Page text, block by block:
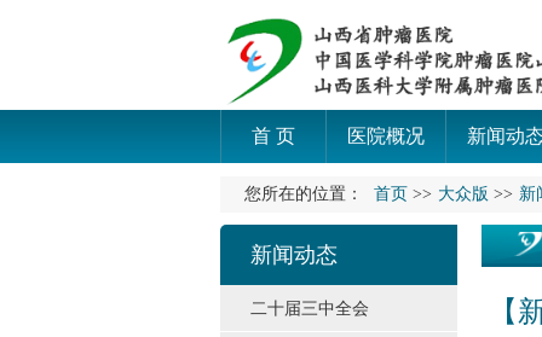
首 页 医院概况 新闻动
您所在的位置： 首页 >> 大众版 >> 新
新闻动态
二十届三中全会 【